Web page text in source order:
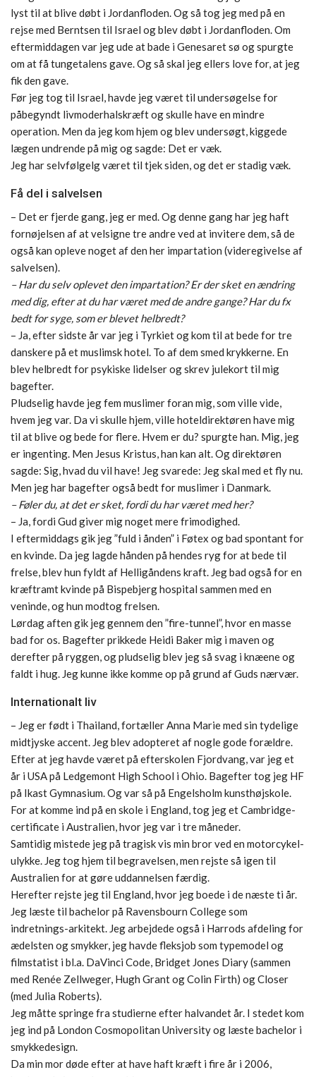
lyst til at blive døbt i Jordanfloden. Og så tog jeg med på en
rejse med Berntsen til Israel og blev døbt i Jordanfloden. Om
eftermiddagen var jeg ude at bade i Genesaret sø og spurgte
om at få tungetalens gave. Og så skal jeg ellers love for, at jeg
fik den gave.
Før jeg tog til Israel, havde jeg været til undersøgelse for
påbegyndt livmoderhalskræft og skulle have en mindre
operation. Men da jeg kom hjem og blev undersøgt, kiggede
lægen undrende på mig og sagde: Det er væk.
Jeg har selvfølgelg været til tjek siden, og det er stadig væk.
Få del i salvelsen
– Det er fjerde gang, jeg er med. Og denne gang har jeg haft
fornøjelsen af at velsigne tre andre ved at invitere dem, så de
også kan opleve noget af den her impartation (videregivelse af
salvelsen).
– Har du selv oplevet den impartation? Er der sket en ændring
med dig, efter at du har været med de andre gange? Har du fx
bedt for syge, som er blevet helbredt?
– Ja, efter sidste år var jeg i Tyrkiet og kom til at bede for tre
danskere på et muslimsk hotel. To af dem smed krykkerne. En
blev helbredt for psykiske lidelser og skrev julekort til mig
bagefter.
Pludselig havde jeg fem muslimer foran mig, som ville vide,
hvem jeg var. Da vi skulle hjem, ville hoteldirektøren have mig
til at blive og bede for flere. Hvem er du? spurgte han. Mig, jeg
er ingenting. Men Jesus Kristus, han kan alt. Og direktøren
sagde: Sig, hvad du vil have! Jeg svarede: Jeg skal med et fly nu.
Men jeg har bagefter også bedt for muslimer i Danmark.
– Føler du, at det er sket, fordi du har været med her?
– Ja, fordi Gud giver mig noget mere frimodighed.
I eftermiddags gik jeg ”fuld i ånden” i Føtex og bad spontant for
en kvinde. Da jeg lagde hånden på hendes ryg for at bede til
frelse, blev hun fyldt af Helligåndens kraft. Jeg bad også for en
kræftramt kvinde på Bispebjerg hospital sammen med en
veninde, og hun modtog frelsen.
Lørdag aften gik jeg gennem den ”fire-tunnel”, hvor en masse
bad for os. Bagefter prikkede Heidi Baker mig i maven og
derefter på ryggen, og pludselig blev jeg så svag i knæene og
faldt i hug. Jeg kunne ikke komme op på grund af Guds nærvær.
Internationalt liv
– Jeg er født i Thailand, fortæller Anna Marie med sin tydelige
midtjyske accent. Jeg blev adopteret af nogle gode forældre.
Efter at jeg havde været på efterskolen Fjordvang, var jeg et
år i USA på Ledgemont High School i Ohio. Bagefter tog jeg HF
på Ikast Gymnasium. Og var så på Engelsholm kunsthøjskole.
For at komme ind på en skole i England, tog jeg et Cambridge-
certificate i Australien, hvor jeg var i tre måneder.
Samtidig mistede jeg på tragisk vis min bror ved en motorcykel-
ulykke. Jeg tog hjem til begravelsen, men rejste så igen til
Australien for at gøre uddannelsen færdig.
Herefter rejste jeg til England, hvor jeg boede i de næste ti år.
Jeg læste til bachelor på Ravensbourn College som
indretnings-arkitekt. Jeg arbejdede også i Harrods afdeling for
ædelsten og smykker, jeg havde fleksjob som typemodel og
filmstatist i bl.a. DaVinci Code, Bridget Jones Diary (sammen
med Renée Zellweger, Hugh Grant og Colin Firth) og Closer
(med Julia Roberts).
Jeg måtte springe fra studierne efter halvandet år. I stedet kom
jeg ind på London Cosmopolitan University og læste bachelor i
smykkedesign.
Da min mor døde efter at have haft kræft i fire år i 2006,